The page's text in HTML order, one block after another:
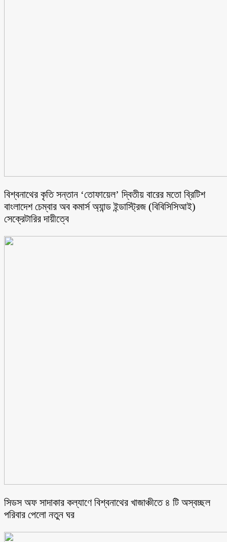
বিশ্বনাথের কৃতি সন্তান ‘তোফায়েল’ দ্বিতীয় বারের মতো ব্রিটিশ
বাংলাদেশ চেম্বার অব কমার্স অ্যান্ড ইন্ডাস্ট্রিজ (বিবিসিসিআই)
সেক্রেটারির দায়ীত্বে
সিডস অফ সাদাকার কল্যাণে বিশ্বনাথের খাজাঞ্চীতে ৪ টি অস্বচ্ছল
পরিবার পেলো নতুন ঘর